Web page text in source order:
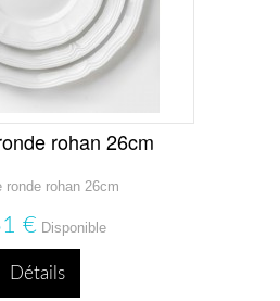
rohan 26cm
ronde rohan 26cm
€ Disponible
Détails